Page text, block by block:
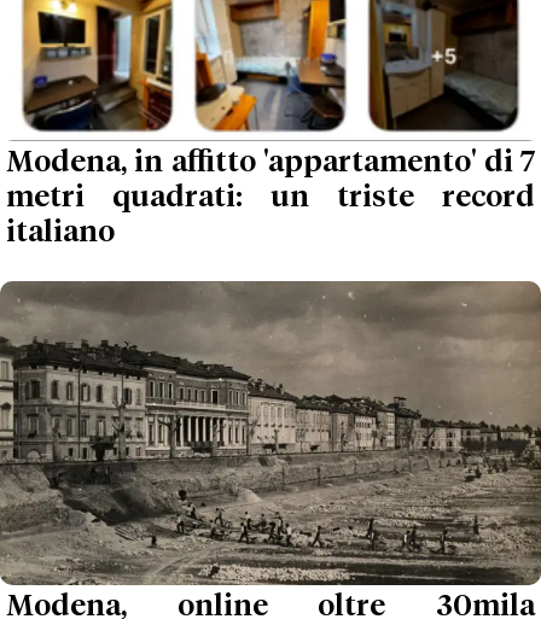
Modena, in affitto 'appartamento' di 7
metri quadrati: un triste record
italiano
Modena, online oltre 30mila